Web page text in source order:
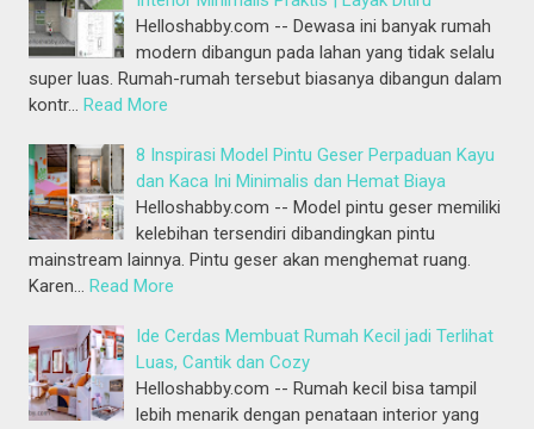
Helloshabby.com -- Dewasa ini banyak rumah
modern dibangun pada lahan yang tidak selalu
super luas. Rumah-rumah tersebut biasanya dibangun dalam
kontr… Read More
8 Inspirasi Model Pintu Geser Perpaduan Kayu
dan Kaca Ini Minimalis dan Hemat Biaya
Helloshabby.com -- Model pintu geser memiliki
kelebihan tersendiri dibandingkan pintu
mainstream lainnya. Pintu geser akan menghemat ruang.
Karen… Read More
Ide Cerdas Membuat Rumah Kecil jadi Terlihat
Luas, Cantik dan Cozy
Helloshabby.com -- Rumah kecil bisa tampil
lebih menarik dengan penataan interior yang